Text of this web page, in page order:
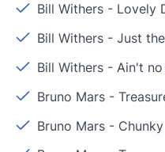
Bill Withers - Lovely
Bill Withers -Just
Bill Withers -Ain't no
Bruno Mars -
Bruno Mars - Chunky